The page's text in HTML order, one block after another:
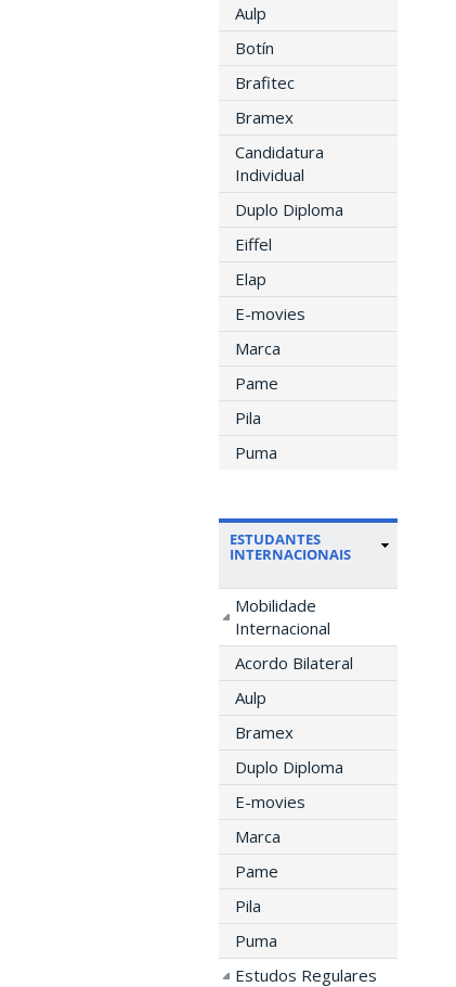
Aulp
Botín
Brafitec
Bramex
Candidatura
Individual
Duplo Diploma
Eiffel
Elap
E-movies
Marca
Pame
Pila
Puma
ESTUDANTES
INTERNACIONAIS
Mobilidade
Internacional
Acordo Bilateral
Aulp
Bramex
Duplo Diploma
E-movies
Marca
Pame
Pila
Puma
Estudos Regulares